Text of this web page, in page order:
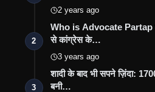
2 years ago
2
Who is Advocate Partap
से कांग्रेस के…
3 years ago
3
शादी के बाद भी सपने ज़िंदा:
बनी…